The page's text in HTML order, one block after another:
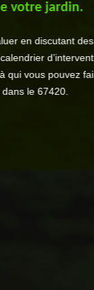
jardin.
en discutant des
vous pouvez faire
le 67420.